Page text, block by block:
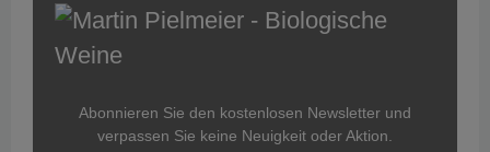
Abonnieren Sie den kostenlosen Newsletter und
verpassen Sie keine Neuigkeit oder Aktion.